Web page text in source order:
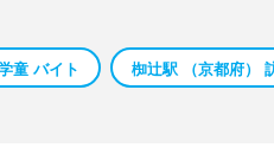
童 バイト 椥辻駅 （京都府）